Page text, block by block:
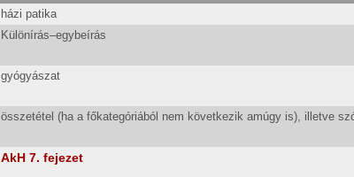
házi patika
Különírás–egybeírás
gyógyászat
összetétel (ha a főkategóriából nem következik amúgy is), illetve
AkH 7. fejezet